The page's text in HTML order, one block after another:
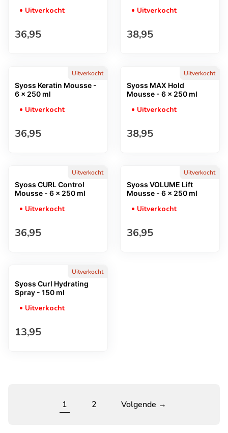
Uitverkocht
Normale prijs
36,95
Uitverkocht
Normale prijs
38,95
Uitverkocht
Syoss Keratin Mousse -
6 x 250 ml
Uitverkocht
Normale prijs
36,95
Uitverkocht
Syoss MAX Hold
Mousse - 6 x 250 ml
Uitverkocht
Normale prijs
38,95
Uitverkocht
Syoss CURL Control
Mousse - 6 x 250 ml
Uitverkocht
Normale prijs
36,95
Uitverkocht
Syoss VOLUME Lift
Mousse - 6 x 250 ml
Uitverkocht
Normale prijs
36,95
Uitverkocht
Syoss Curl Hydrating
Spray - 150 ml
Uitverkocht
Normale prijs
13,95
1 2 Volgende →